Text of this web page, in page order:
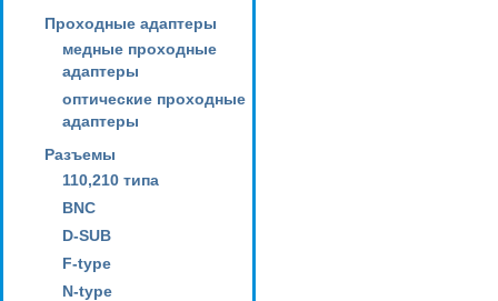
Проходные адаптеры
медные проходные
адаптеры
оптические проходные
адаптеры
Разъемы
110,210 типа
BNC
D-SUB
F-type
N-type